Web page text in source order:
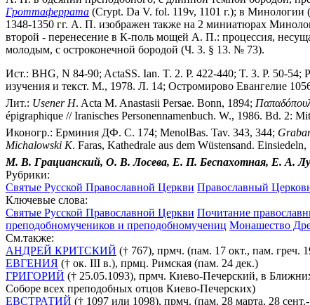
Гроттаферрата (Crypt. Da V. fol. 119v, 1101 г.); в Минологии
1348-1350 гг. А. П. изображен также на 2 миниатюрах
второй - перенесение в К-поль мощей А. П.: процессия,
молодым, с остроконечной бородой (Ч. 3. § 13. № 73).
Ист.: BHG, N 84-90; ActaSS. Ian. T. 2. P. 422-440; T. 3. P. 50-54;
изучения и текст. М., 1978. Л. 14; Остромирово Евангелие
Лит.: Usener H. Acta M. Anastasii Persae. Bonn, 1894;
épigraphique // Iranisches Personennamenbuch. W., 1986. Bd. 2:
Иконогр.: Ерминия ДФ. С. 174; MenolBas. Tav. 343, 344;
Michalowski K. Faras, Kathedrale aus dem Wüstensand.
М. В. Грацианский, О. В. Лосева, Е. П. Беспахотная, Е. А.
Рубрики:
Святые Русской Православной Церкви Православный
Ключевые слова:
Святые Русской Православной Церкви Почитание
преподобномучеников и преподобномучениц Монашество
См.также:
АНДРЕЙ КРИТСКИЙ († 767), прмч. (пам. 17 окт., пам. греч.
ЕВГЕНИЯ († ок. III в.), прмц. Римская (пам. 24 дек.)
ГРИГОРИЙ († 25.05.1093), прмч. Киево-Печерский, в
Соборе всех преподобных отцов Киево-Печерских)
ЕВСТРАТИЙ († 1097 или 1098), прмч. (пам. 28 марта, 28